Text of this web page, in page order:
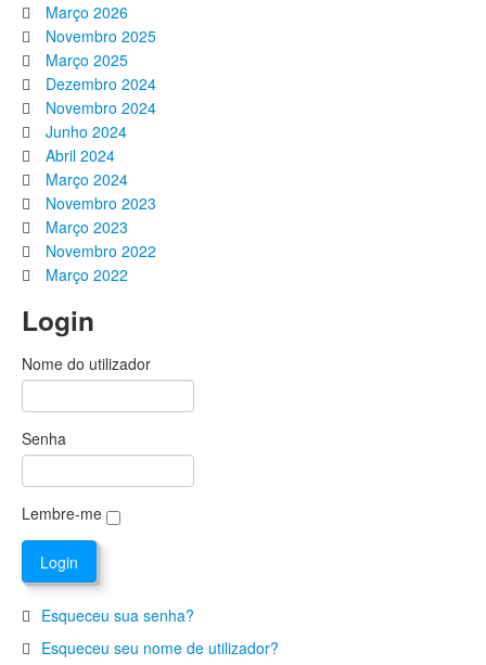
Março 2026
Novembro 2025
Março 2025
Dezembro 2024
Novembro 2024
Junho 2024
Abril 2024
Março 2024
Novembro 2023
Março 2023
Novembro 2022
Março 2022
Login
Nome do utilizador
Senha
Lembre-me
Esqueceu sua senha?
Esqueceu seu nome de utilizador?